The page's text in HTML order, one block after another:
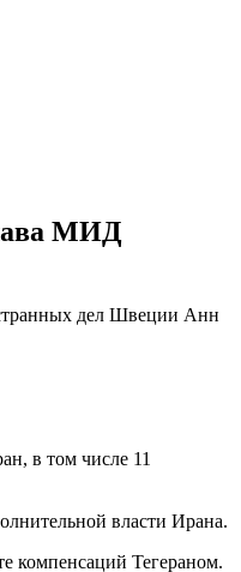
МИД
дел Швеции Анн
в том числе 11
власти Ирана.
компенсаций Тегераном.